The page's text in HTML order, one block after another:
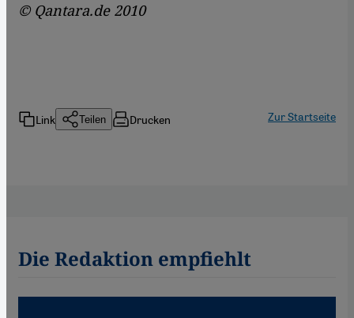
© Qantara.de 2010
Link Teilen Drucken Zur Startseite
Die Redaktion empfiehlt